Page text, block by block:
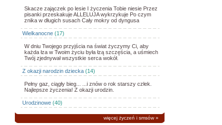
Skacze zajączek po lesie I życzenia Tobie niesie Przez
pisanki przeskakuje ALLELUJA wykrzykuje Po czym
znika w długich susach Cały mokry od dyngusa
Wielkanocne (17)
W dniu Twojego przyjścia na świat życzymy Ci, aby
każda łza w Twoim życiu była łzą szczęścia, a uśmiech
Twój zjednywał wszystkie serca wokół.
Z okazji narodzin dziecka (14)
Pełny gaz, ciągły bieg... ...i znów o rok starszy człek.
Najlepsze życzenia! Z okazji urodzin.
Urodzinowe (40)
więcej życzeń i smsów»